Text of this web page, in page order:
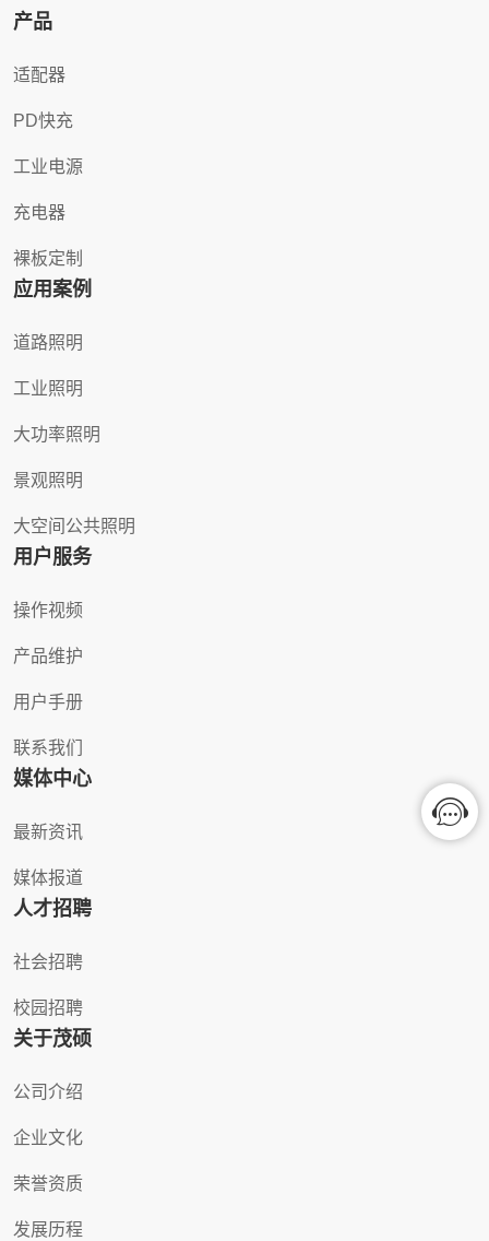
产品
适配器
PD快充
工业电源
充电器
裸板定制
应用案例
道路照明
工业照明
大功率照明
景观照明
大空间公共照明
用户服务
操作视频
产品维护
用户手册
联系我们
媒体中心
最新资讯
媒体报道
人才招聘
社会招聘
校园招聘
关于茂硕
公司介绍
企业文化
荣誉资质
发展历程